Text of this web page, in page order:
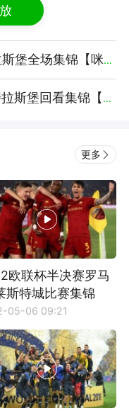
2021法甲联赛克莱蒙0-2斯特拉斯堡全场集锦【咪咕视频】
2022法甲第19轮 克莱蒙vs斯特拉斯堡回看集锦【腾讯视频】
更多
欧联杯半决赛罗马
斯特城比赛集锦
05-06 09:21